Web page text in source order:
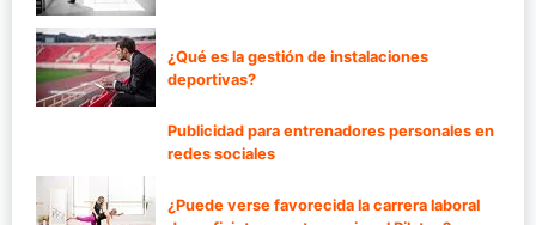
¿Qué es la gestión de instalaciones
deportivas?
Publicidad para entrenadores personales en
redes sociales
¿Puede verse favorecida la carrera laboral